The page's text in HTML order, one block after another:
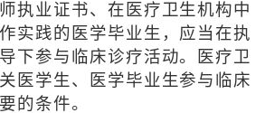
执业证书、在医疗卫生机构中
实践的医学毕业生，应当在执
下参与临床诊疗活动。医疗卫
医学生、医学毕业生参与临床
的条件。